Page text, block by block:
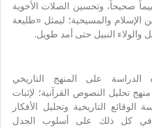
صحيحاً، وتحسين الصلات الأخوية
الإسلام والمسيحية؛ ليمثل «طليعة
والولاء النبيل حتى أمد طويل.
على المنهج التاريخي
تحليل النصوص القرآنية؛ لإثبات
الوقائع التاريخية وتحليل الأفكار
في كل ذلك على أسلوب الجدل